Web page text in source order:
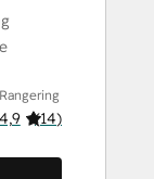
Rangering
4,9 (14)